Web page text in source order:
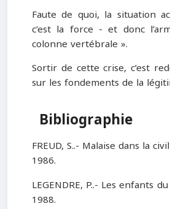
Faute de quoi, la situation
c’est la force - et donc
colonne vertébrale ».
Sortir de cette crise, c’est
sur les fondements de la
Bibliographie
FREUD, S..- Malaise dans la
1986.
LEGENDRE, P..- Les enfants
1988.